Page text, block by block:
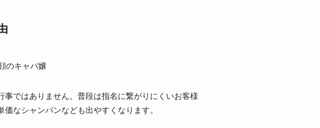
ではありません。普段は指名に繋がりにくいお客様
なシャンパンなども出やすくなります。